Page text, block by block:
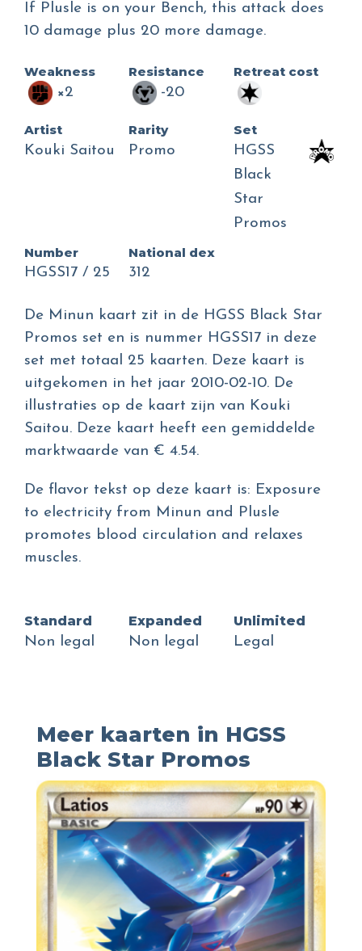
If Plusle is on your Bench, this attack does
10 damage plus 20 more damage.
Weakness
×2
Resistance
-20
Retreat cost
Artist
Kouki Saitou
Rarity
Promo
Set
HGSS
Black
Star
Promos
Number
HGSS17 / 25
National dex
312
De Minun kaart zit in de HGSS Black Star
Promos set en is nummer HGSS17 in deze
set met totaal 25 kaarten. Deze kaart is
uitgekomen in het jaar 2010-02-10. De
illustraties op de kaart zijn van Kouki
Saitou. Deze kaart heeft een gemiddelde
marktwaarde van € 4.54.
De flavor tekst op deze kaart is: Exposure
to electricity from Minun and Plusle
promotes blood circulation and relaxes
muscles.
Standard
Non legal
Expanded
Non legal
Unlimited
Legal
Meer kaarten in HGSS
Black Star Promos